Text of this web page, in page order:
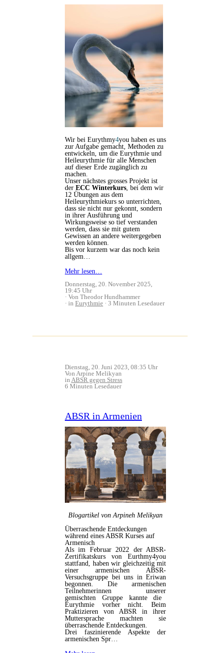
Wir bei Eurythmy4you haben es uns
zur Aufgabe gemacht, Methoden zu
entwickeln, um die Eurythmie und
Heileurythmie für alle Menschen
auf dieser Erde zugänglich zu
machen.
Unser nächstes grosses Projekt ist
der ECC Winterkurs, bei dem wir
12 Übungen aus dem
Heileurythmiekurs so unterrichten,
dass sie nicht nur gekonnt, sondern
in ihrer Ausführung und
Wirkungsweise so tief verstanden
werden, dass sie mit gutem
Gewissen an andere weitergegeben
werden können.
Bis vor kurzem war das noch kein
allgem…
Mehr lesen…
Donnerstag, 20. November 2025,
19:45 Uhr
Von Theodor Hundhammer
in Eurythmie 3 Minuten Lesedauer
Dienstag, 20. Juni 2023, 08:35 Uhr
Von Arpine Melikyan
in ABSR gegen Stress
6 Minuten Lesedauer
ABSR in Armenien
Blogartikel von Arpineh Melikyan
Überraschende Entdeckungen
während eines ABSR Kurses auf
Armenisch
Als im Februar 2022 der ABSR-
Zertifikatskurs von Eurthmy4you
stattfand, haben wir gleichzeitig mit
einer armenischen ABSR-
Versuchsgruppe bei uns in Eriwan
begonnen.
Die armenischen
Teilnehmerinnen unserer
gemischten Gruppe kannte die
Eurythmie vorher nicht. Beim
Praktizieren von ABSR in ihrer
Muttersprache machten sie
überraschende Entdeckungen.
Drei faszinierende Aspekte der
armenischen Spr…